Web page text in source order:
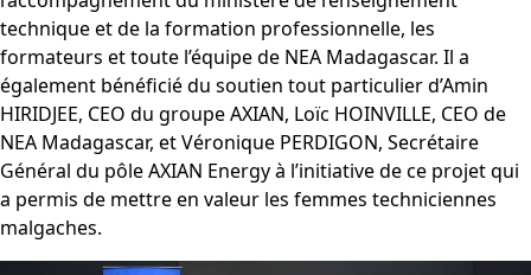
technique et de la formation professionnelle, les
formateurs et toute l’équipe de NEA Madagascar. Il a
également bénéficié du soutien tout particulier d’Amin
HIRIDJEE, CEO du groupe AXIAN, Loïc HOINVILLE, CEO de
NEA Madagascar, et Véronique PERDIGON, Secrétaire
Général du pôle AXIAN Energy à l’initiative de ce projet qui
a permis de mettre en valeur les femmes techniciennes
malgaches.